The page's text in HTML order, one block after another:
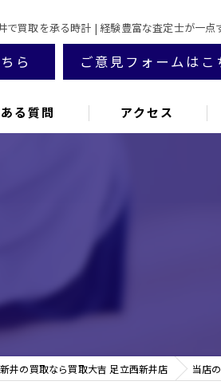
で買取を承る時計 | 経験豊富な査定士が一点
ら ご意見フォームはこ
る質問 アクセス
井の買取なら買取大吉 足立西新井店 当店